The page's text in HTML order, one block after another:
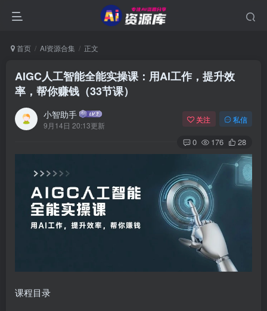
首页 AI资源合集 正文
AIGC人工智能全能实操课：用AI工作，提升效
率，帮你赚钱（33节课）
小智助手
9月14日 20:13更新
关注 私信
0 176 28
课程目录